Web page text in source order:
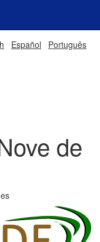
Español Português
de